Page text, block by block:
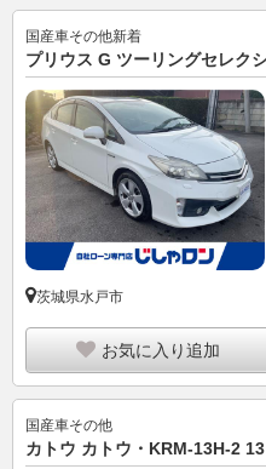
国産車その他新着
プリウス G ツーリングセレク
茨城県水戸市
お気に入り追加
国産車その他
カトウ カトウ・KRM-13H-2